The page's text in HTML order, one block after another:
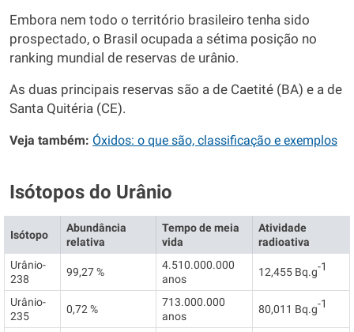
Embora nem todo o território brasileiro tenha sido
prospectado, o Brasil ocupada a sétima posição no
ranking mundial de reservas de urânio.
As duas principais reservas são a de Caetité (BA) e a de
Santa Quitéria (CE).
Veja também: Óxidos: o que são, classificação e exemplos
Isótopos do Urânio
Isótopo
Abundância
relativa
Tempo de meia
vida
Atividade
radioativa
Urânio-
238
99,27 %
4.510.000.000
anos
12,455 Bq.g-1
Urânio-
235
0,72 %
713.000.000
anos
80,011 Bq.g-1